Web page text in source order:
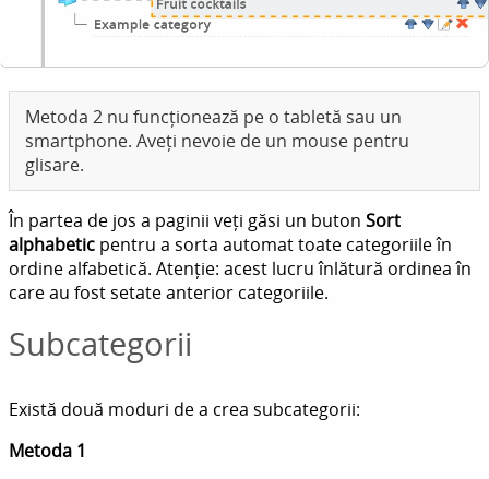
Metoda 2 nu funcționează pe o tabletă sau un
smartphone. Aveți nevoie de un mouse pentru
glisare.
În partea de jos a paginii veți găsi un buton Sort
alphabetic pentru a sorta automat toate categoriile în
ordine alfabetică. Atenție: acest lucru înlătură ordinea în
care au fost setate anterior categoriile.
Subcategorii
Există două moduri de a crea subcategorii:
Metoda 1